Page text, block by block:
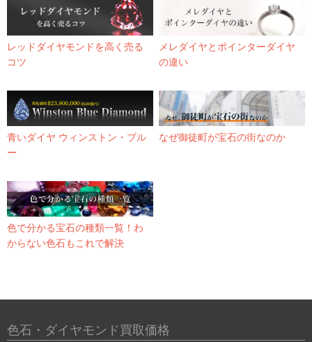
レッドダイヤモンドを高く売る
コツ
メレダイヤとポインターダイヤ
の違い
青いダイヤ ウィンストン・ブル
ー
なぜ御徒町が宝石の街なのか
色で分かる宝石の種類一覧！わ
からない色石もこれで解決
色石・ダイヤモンド買取価格